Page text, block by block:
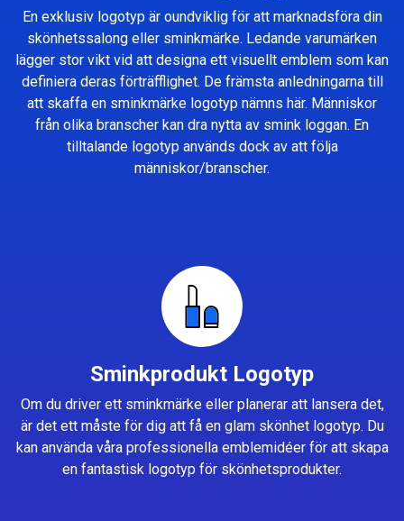
En exklusiv logotyp är oundviklig för att marknadsföra din
skönhetssalong eller sminkmärke. Ledande varumärken
lägger stor vikt vid att designa ett visuellt emblem som kan
definiera deras förträfflighet. De främsta anledningarna till
att skaffa en sminkmärke logotyp nämns här. Människor
från olika branscher kan dra nytta av smink loggan. En
tilltalande logotyp används dock av att följa
människor/branscher.
Sminkprodukt Logotyp
Om du driver ett sminkmärke eller planerar att lansera det,
är det ett måste för dig att få en glam skönhet logotyp. Du
kan använda våra professionella emblemidéer för att skapa
en fantastisk logotyp för skönhetsprodukter.